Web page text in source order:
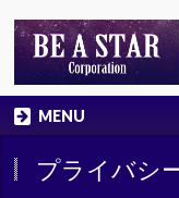
MENU
プライバシ